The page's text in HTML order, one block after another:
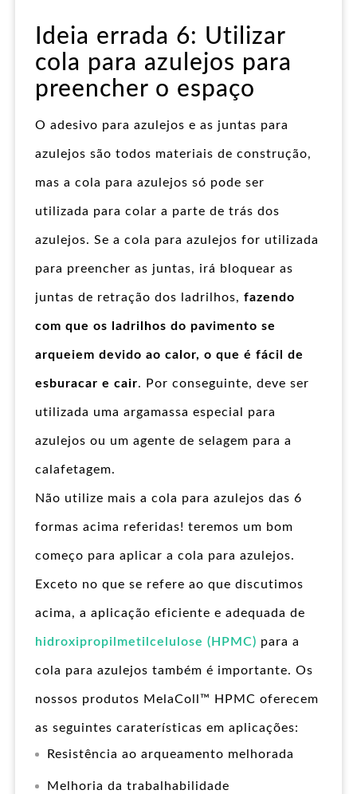
Ideia errada 6: Utilizar
cola para azulejos para
preencher o espaço
O adesivo para azulejos e as juntas para
azulejos são todos materiais de construção,
mas a cola para azulejos só pode ser
utilizada para colar a parte de trás dos
azulejos. Se a cola para azulejos for utilizada
para preencher as juntas, irá bloquear as
juntas de retração dos ladrilhos, fazendo
com que os ladrilhos do pavimento se
arqueiem devido ao calor, o que é fácil de
esburacar e cair. Por conseguinte, deve ser
utilizada uma argamassa especial para
azulejos ou um agente de selagem para a
calafetagem.
Não utilize mais a cola para azulejos das 6
formas acima referidas! teremos um bom
começo para aplicar a cola para azulejos.
Exceto no que se refere ao que discutimos
acima, a aplicação eficiente e adequada de
hidroxipropilmetilcelulose (HPMC) para a
cola para azulejos também é importante. Os
nossos produtos MelaColl™ HPMC oferecem
as seguintes caraterísticas em aplicações:
Resistência ao arqueamento melhorada
Melhoria da trabalhabilidade